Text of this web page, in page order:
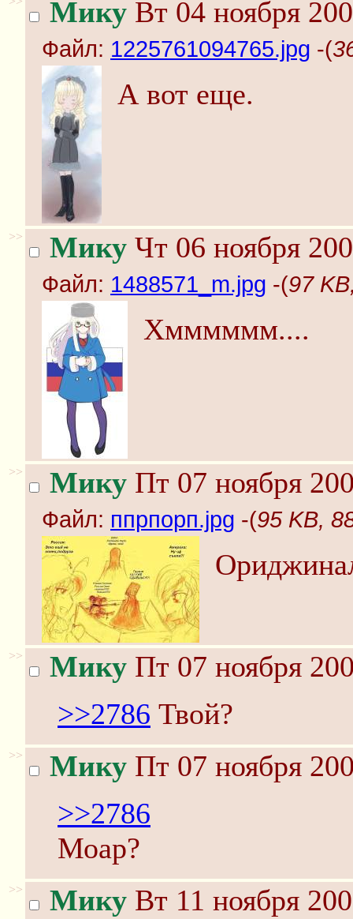
Мику Вт 04 ноября
Файл: 1225761094765.jpg -(
А вот еще.
>> Мику Чт 06 ноября
Файл: 1488571_m.jpg -(97
Хмммммм....
>> Мику Пт 07 ноября
Файл: ппрпорп.jpg -(95 KB,
>> Мику Пт 07 ноября
>>2786 Твой?
>> Мику Пт 07 ноября
>>2786
Моар?
>> Мику Вт 11 ноября